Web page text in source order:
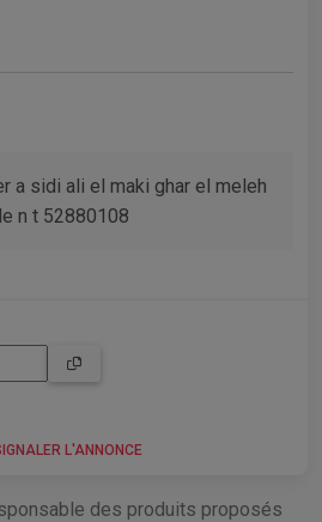
a sidi ali el maki ghar el meleh
n t 52880108
L'ANNONCE
des produits proposés